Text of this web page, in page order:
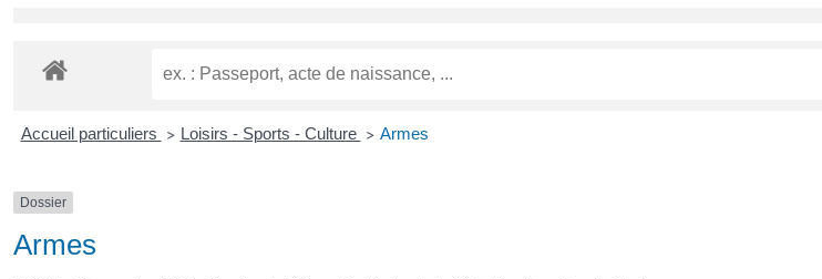
Accueil particuliers > Loisirs - Sports - Culture > Armes
Dossier
Armes